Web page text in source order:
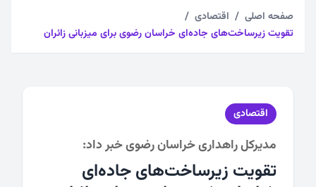
چندرسانه
فرهنگی
ورزشی
صفحه اصلی
اقتصادی
تقویت زیرساخت‌های جاده‌ای خراسان رضوی برای میزبانی زائران
اقتصادی
مدیرکل راهداری خراسان رضوی خبر داد:
تقویت زیرساخت‌های جاده‌ای